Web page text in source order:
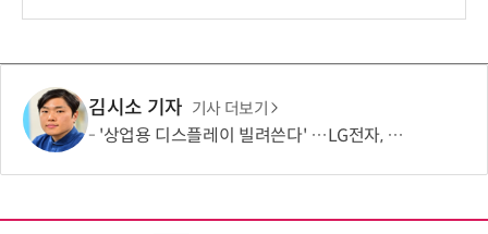
김시소 기자 기사 더보기
'상업용 디스플레이 빌려쓴다' …LG전자, 美 B2B 구독 시동